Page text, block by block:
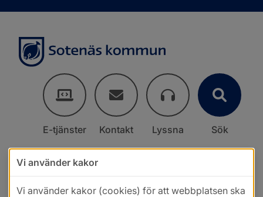
E-tjänster Kontakt Lyssna Sök
Vi använder kakor
Vi använder kakor (cookies) för att webbplatsen ska